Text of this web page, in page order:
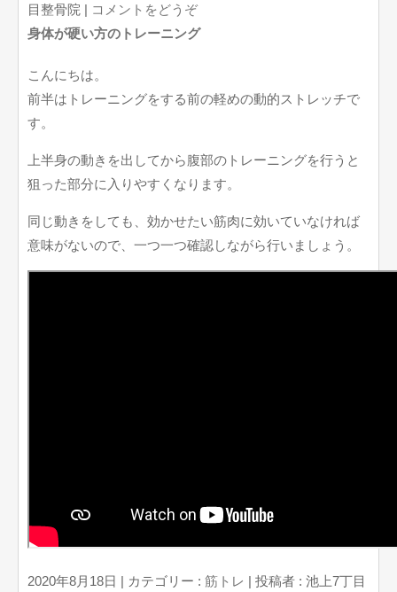
目整骨院 | コメントをどうぞ
身体が硬い方のトレーニング
こんにちは。
前半はトレーニングをする前の軽めの動的ストレッチで
す。
上半身の動きを出してから腹部のトレーニングを行うと
狙った部分に入りやすくなります。
同じ動きをしても、効かせたい筋肉に効いていなければ
意味がないので、一つ一つ確認しながら行いましょう。
2020年8月18日 | カテゴリー : 筋トレ | 投稿者 : 池上7丁目